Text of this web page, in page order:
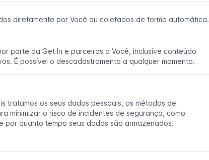
diretamente por Você ou coletados de forma automática.
parte da Get In e parceiros a Você, inclusive conteúdo
É possível o descadastramento a qualquer momento.
tratamos os seus dados pessoais, os métodos de
minimizar o risco de incidentes de segurança, como
por quanto tempo seus dados são armazenados.